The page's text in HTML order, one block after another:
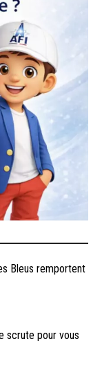
Bleus remportent
scrute pour vous